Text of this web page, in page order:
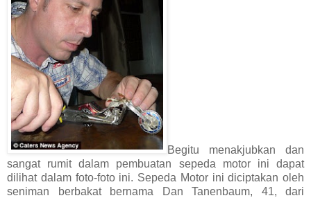
Begitu menakjubkan dan
sangat rumit dalam pembuatan sepeda motor ini dapat
dilihat dalam foto-foto ini. Sepeda Motor ini diciptakan oleh
seniman berbakat bernama Dan Tanenbaum, 41, dari